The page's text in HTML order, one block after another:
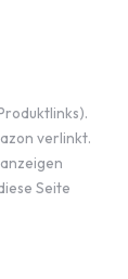
verlinkt.
Seite